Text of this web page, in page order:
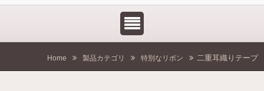
Home 製品カテゴリ 特別なリボン 二重耳織りテープ